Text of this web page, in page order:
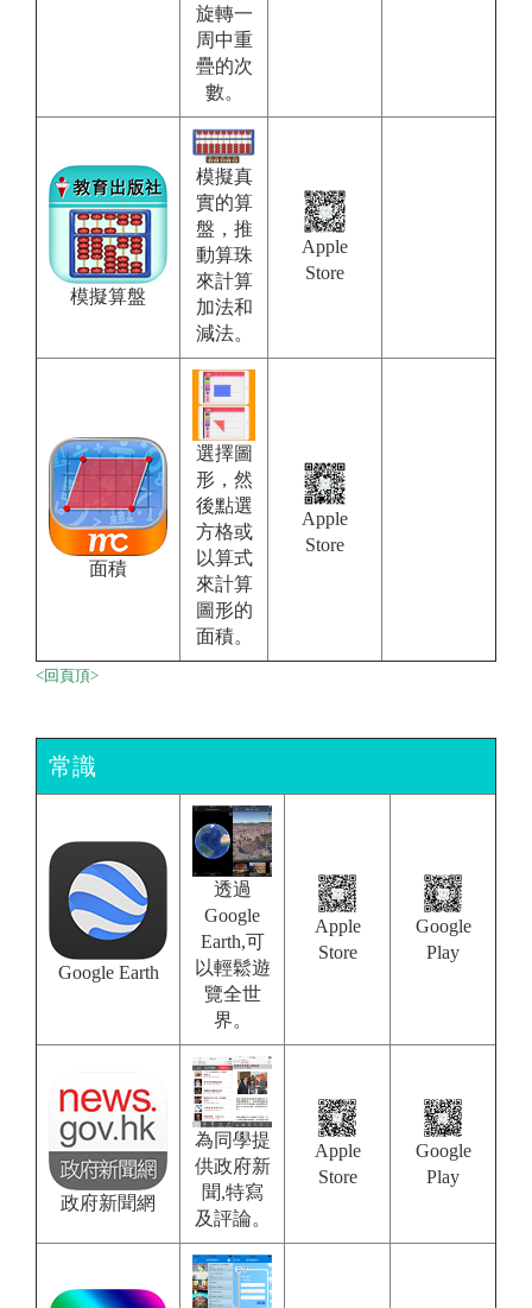
旋轉一
周中重
疊的次
數。
模擬算盤
模擬真
實的算
盤，推
動算珠
來計算
加法和
減法。
Apple
Store
面積
選擇圖
形，然
後點選
方格或
以算式
來計算
圖形的
面積。
Apple
Store
<回頁頂>
常識
Google Earth
透過
Google
Earth,可
以輕鬆遊
覽全世
界。
Apple
Store
Google
Play
政府新聞網
為同學提
供政府新
聞,特寫
及評論。
Apple
Store
Google
Play